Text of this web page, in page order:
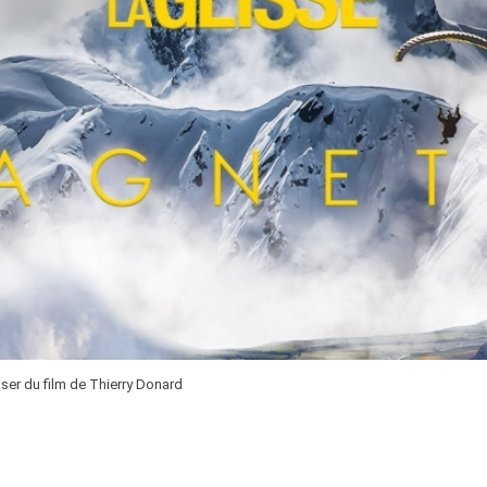
du film de Thierry Donard